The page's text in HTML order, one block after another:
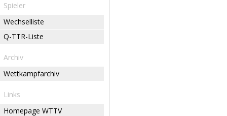
Spieler
Wechselliste
Q-TTR-Liste
Archiv
Wettkampfarchiv
Links
Homepage WTTV